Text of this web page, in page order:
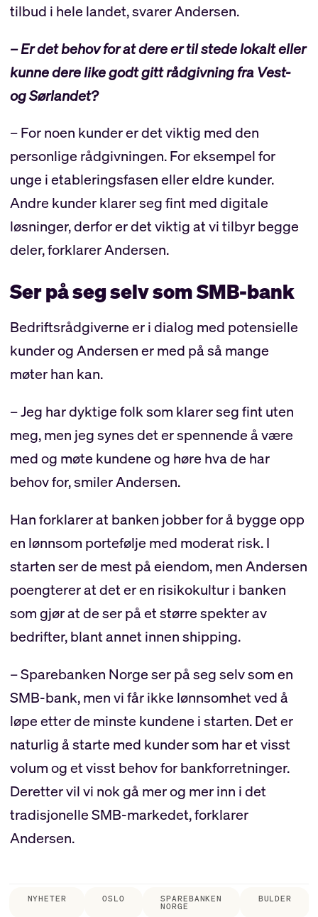
tilbud i hele landet, svarer Andersen.
– Er det behov for at dere er til stede lokalt eller
kunne dere like godt gitt rådgivning fra Vest-
og Sørlandet?
– For noen kunder er det viktig med den
personlige rådgivningen. For eksempel for
unge i etableringsfasen eller eldre kunder.
Andre kunder klarer seg fint med digitale
løsninger, derfor er det viktig at vi tilbyr begge
deler, forklarer Andersen.
Ser på seg selv som SMB-bank
Bedriftsrådgiverne er i dialog med potensielle
kunder og Andersen er med på så mange
møter han kan.
– Jeg har dyktige folk som klarer seg fint uten
meg, men jeg synes det er spennende å være
med og møte kundene og høre hva de har
behov for, smiler Andersen.
Han forklarer at banken jobber for å bygge opp
en lønnsom portefølje med moderat risk. I
starten ser de mest på eiendom, men Andersen
poengterer at det er en risikokultur i banken
som gjør at de ser på et større spekter av
bedrifter, blant annet innen shipping.
– Sparebanken Norge ser på seg selv som en
SMB-bank, men vi får ikke lønnsomhet ved å
løpe etter de minste kundene i starten. Det er
naturlig å starte med kunder som har et visst
volum og et visst behov for bankforretninger.
Deretter vil vi nok gå mer og mer inn i det
tradisjonelle SMB-markedet, forklarer
Andersen.
NYHETER OSLO SPAREBANKEN
NORGE
BULDER